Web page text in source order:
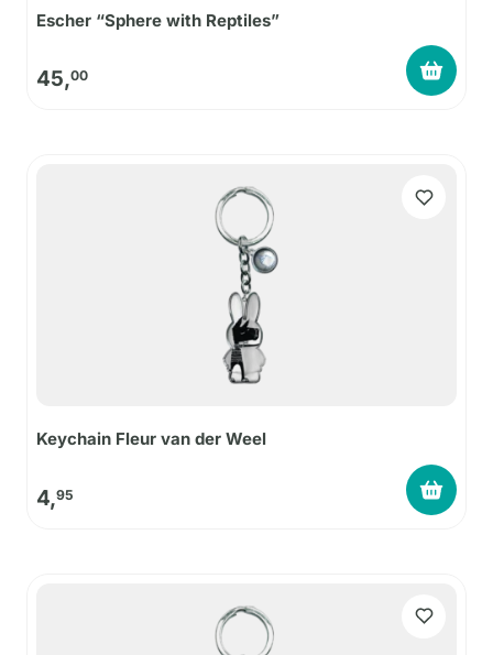
Escher “Sphere with Reptiles”
45,00
Keychain Fleur van der Weel
4,95